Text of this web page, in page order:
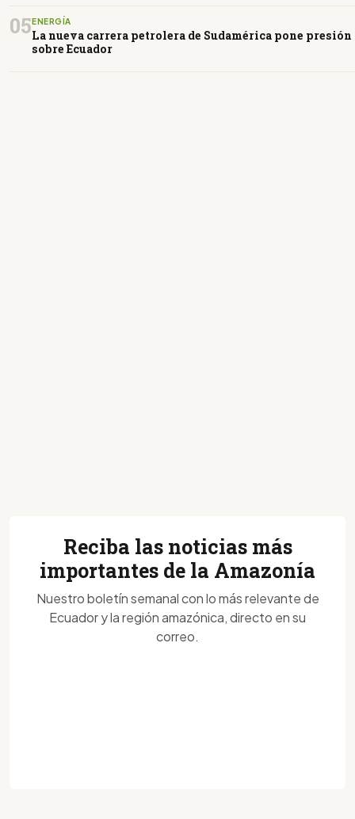
05ENERGÍA
La nueva carrera petrolera de Sudamérica pone presión
sobre Ecuador
Reciba las noticias más
importantes de la Amazonía
Nuestro boletín semanal con lo más relevante de
Ecuador y la región amazónica, directo en su
correo.